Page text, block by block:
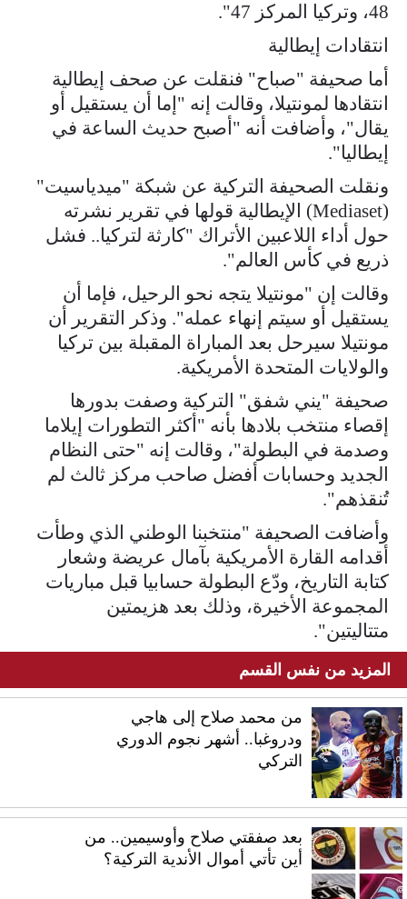
48، وتركيا المركز 47".
انتقادات إيطالية
أما صحيفة "صباح" فنقلت عن صحف إيطالية
انتقادها لمونتيلا، وقالت إنه "إما أن يستقيل أو
يقال"، وأضافت أنه "أصبح حديث الساعة في
إيطاليا".
ونقلت الصحيفة التركية عن شبكة "ميدياسيت"
(Mediaset) الإيطالية قولها في تقرير نشرته
حول أداء اللاعبين الأتراك "كارثة لتركيا.. فشل
ذريع في كأس العالم".
وقالت إن "مونتيلا يتجه نحو الرحيل، فإما أن
يستقيل أو سيتم إنهاء عمله". وذكر التقرير أن
مونتيلا سيرحل بعد المباراة المقبلة بين تركيا
والولايات المتحدة الأمريكية.
صحيفة "يني شفق" التركية وصفت بدورها
إقصاء منتخب بلادها بأنه "أكثر التطورات إيلاما
وصدمة في البطولة"، وقالت إنه "حتى النظام
الجديد وحسابات أفضل صاحب مركز ثالث لم
تُنقذهم".
وأضافت الصحيفة "منتخبنا الوطني الذي وطأت
أقدامه القارة الأمريكية بآمال عريضة وشعار
كتابة التاريخ، ودّع البطولة حسابيا قبل مباريات
المجموعة الأخيرة، وذلك بعد هزيمتين
متتاليتين".
المزيد من نفس القسم
من محمد صلاح إلى هاجي
ودروغبا.. أشهر نجوم الدوري
التركي
بعد صفقتي صلاح وأوسيمين.. من
أين تأتي أموال الأندية التركية؟